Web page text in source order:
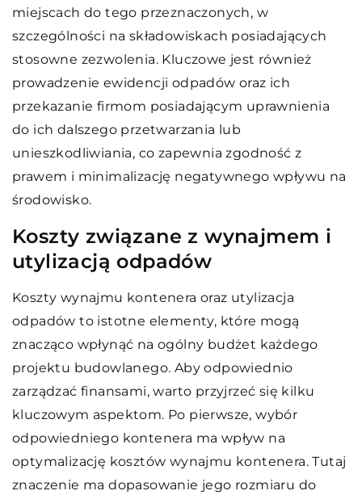
miejscach do tego przeznaczonych, w
szczególności na składowiskach posiadających
stosowne zezwolenia. Kluczowe jest również
prowadzenie ewidencji odpadów oraz ich
przekazanie firmom posiadającym uprawnienia
do ich dalszego przetwarzania lub
unieszkodliwiania, co zapewnia zgodność z
prawem i minimalizację negatywnego wpływu na
środowisko.
Koszty związane z wynajmem i
utylizacją odpadów
Koszty wynajmu kontenera oraz utylizacja
odpadów to istotne elementy, które mogą
znacząco wpłynąć na ogólny budżet każdego
projektu budowlanego. Aby odpowiednio
zarządzać finansami, warto przyjrzeć się kilku
kluczowym aspektom. Po pierwsze, wybór
odpowiedniego kontenera ma wpływ na
optymalizację kosztów wynajmu kontenera. Tutaj
znaczenie ma dopasowanie jego rozmiaru do